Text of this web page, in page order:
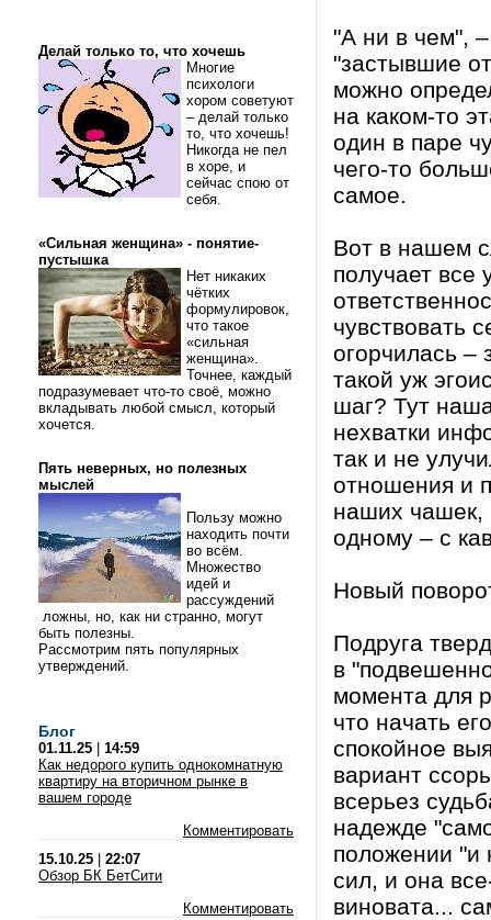
Делай только то, что хочешь
Многие
психологи
хором советуют
– делай только
то, что хочешь!
Никогда не пел
в хоре, и
сейчас спою от
себя.
«Сильная женщина» - понятие-
пустышка
Нет никаких
чётких
формулировок,
что такое
«сильная
женщина».
Точнее, каждый
подразумевает что-то своё, можно
вкладывать любой смысл, который
хочется.
Пять неверных, но полезных
мыслей
Пользу можно
находить почти
во всём.
Множество
идей и
рассуждений
ложны, но, как ни странно, могут
быть полезны.
Рассмотрим пять популярных
утверждений.
Блог
01.11.25
14:59
Как недорого купить однокомнатную
квартиру на вторичном рынке в
вашем городе
Комментировать
15.10.25
22:07
Обзор БК БетСити
Комментировать
"А ни в чем",
"застывшие
можно
на каком-то
один в паре
чего-то
самое.
Вот в нашем
получает все
чувствовать
огорчилась –
такой уж
шаг? Тут
нехватки
так и не
отношения и
наших чашек,
одному – с
Новый
Подруга
в
момента для
что начать
спокойное
вариант
всерьез
надежде
положении "и
сил, и она
виновата...